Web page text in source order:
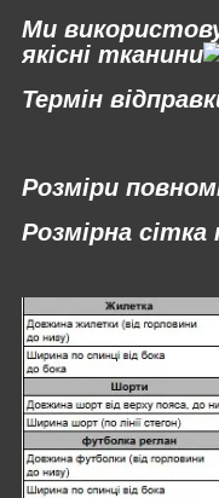
Ми
якісні тканини
Термін
Розміри
Розмірна